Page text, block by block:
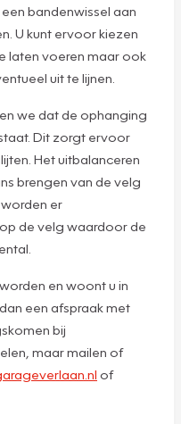
bandenwissel aan
U kunt ervoor kiezen
laten voeren maar ook
uit te lijnen.
we dat de ophanging
Dit zorgt ervoor
Het uitbalanceren
brengen van de velg
er
de velg waardoor de
en woont u in
een afspraak met
bij
maar mailen of
of